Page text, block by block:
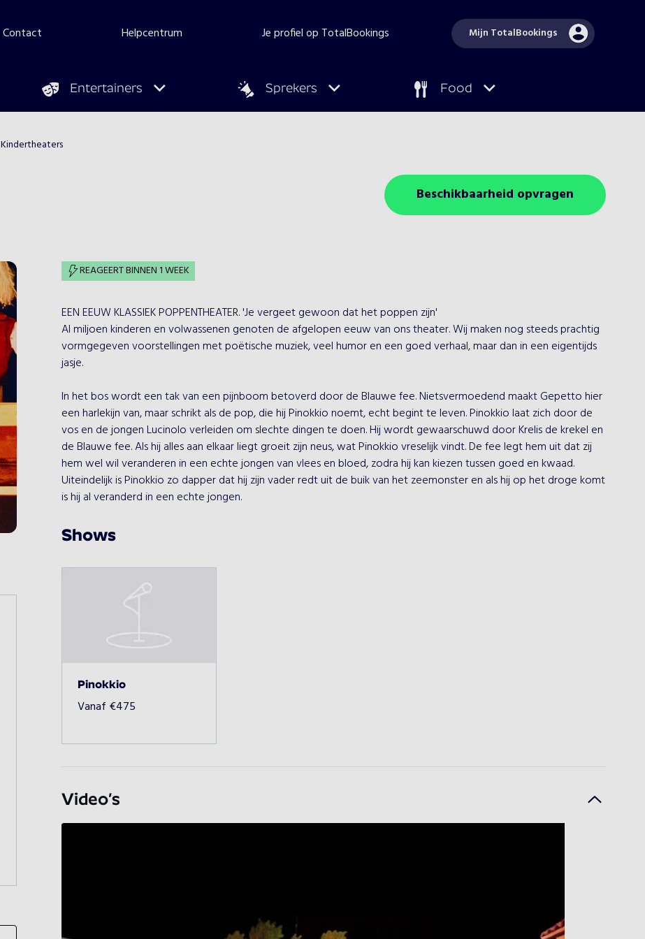
Contact Helpcentrum Je profiel op TotalBookings Mijn TotalBookings
Entertainers Sprekers Food
Kindertheaters
Beschikbaarheid opvragen
REAGEERT BINNEN 1 WEEK
EEN EEUW KLASSIEK POPPENTHEATER. 'Je vergeet gewoon dat het poppen zijn'
Al miljoen kinderen en volwassenen genoten de afgelopen eeuw van ons theater. Wij maken nog steeds prachtig
vormgegeven voorstellingen met poëtische muziek, veel humor en een goed verhaal, maar dan in een eigentijds
jasje.
In het bos wordt een tak van een pijnboom betoverd door de Blauwe fee. Nietsvermoedend maakt Gepetto hier
een harlekijn van, maar schrikt als de pop, die hij Pinokkio noemt, echt begint te leven. Pinokkio laat zich door de
vos en de jongen Lucinolo verleiden om slechte dingen te doen. Hij wordt gewaarschuwd door Krelis de krekel en
de Blauwe fee. Als hij alles aan elkaar liegt groeit zijn neus, wat Pinokkio vreselijk vindt. De fee legt hem uit dat zij
hem wel wil veranderen in een echte jongen van vlees en bloed, zodra hij kan kiezen tussen goed en kwaad.
Uiteindelijk is Pinokkio zo dapper dat hij zijn vader redt uit de buik van het zeemonster en als hij op het droge komt
is hij al veranderd in een echte jongen.
Shows
Pinokkio
Vanaf €475
Video’s